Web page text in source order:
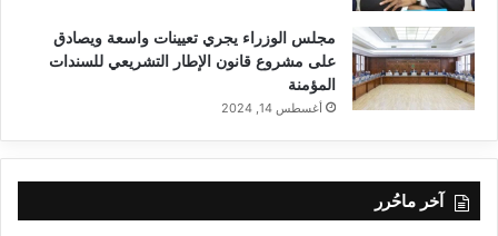
مجلس الوزراء يجري تعيينات واسعة ويصادق
على مشروع قانون الإطار التشريعي للسندات
المؤمنة
أغسطس 14, 2024
آخر ماحُرر